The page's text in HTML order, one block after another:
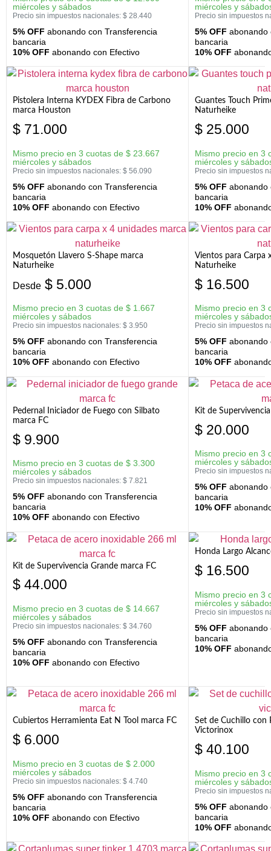
miércoles y sábados
Precio sin impuestos nacionales: $ 28.440
5% OFF abonando con Transferencia
bancaria
10% OFF abonando con Efectivo
miércoles y
Precio sin impuestos
5% OFF abonando
bancaria
10% OFF
Pistolera Interna KYDEX Fibra de Carbono
marca Houston
$ 71.000
Mismo precio en 3 cuotas de $ 23.667
miércoles y sábados
Precio sin impuestos nacionales: $ 56.090
5% OFF abonando con Transferencia
bancaria
10% OFF abonando con Efectivo
Guantes Touch
Naturheike
$ 25.000
Mismo precio en 3
miércoles y
Precio sin impuestos
5% OFF abonando
bancaria
10% OFF
Mosquetón Llavero S-Shape marca
Naturheike
Desde $ 5.000
Mismo precio en 3 cuotas de $ 1.667
miércoles y sábados
Precio sin impuestos nacionales: $ 3.950
5% OFF abonando con Transferencia
bancaria
10% OFF abonando con Efectivo
Vientos para Carpa
Naturheike
$ 16.500
Mismo precio en 3
miércoles y
Precio sin impuestos
5% OFF abonando
bancaria
10% OFF
Pedernal Iniciador de Fuego con Silbato
marca FC
$ 9.900
Mismo precio en 3 cuotas de $ 3.300
miércoles y sábados
Precio sin impuestos nacionales: $ 7.821
5% OFF abonando con Transferencia
bancaria
10% OFF abonando con Efectivo
Kit de
$ 20.000
Mismo precio en 3
miércoles y
Precio sin impuestos
5% OFF abonando
bancaria
10% OFF
Kit de Supervivencia Grande marca FC
$ 44.000
Mismo precio en 3 cuotas de $ 14.667
miércoles y sábados
Precio sin impuestos nacionales: $ 34.760
5% OFF abonando con Transferencia
bancaria
10% OFF abonando con Efectivo
Honda Largo
$ 16.500
Mismo precio en 3
miércoles y
Precio sin impuestos
5% OFF abonando
bancaria
10% OFF
Cubiertos Herramienta Eat N Tool marca FC
$ 6.000
Mismo precio en 3 cuotas de $ 2.000
miércoles y sábados
Precio sin impuestos nacionales: $ 4.740
5% OFF abonando con Transferencia
bancaria
10% OFF abonando con Efectivo
Set de Cuchillo con
Victorinox
$ 40.100
Mismo precio en 3
miércoles y
Precio sin impuestos
5% OFF abonando
bancaria
10% OFF